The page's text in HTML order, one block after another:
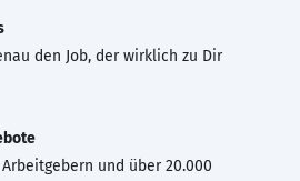
den Job, der wirklich zu Dir
und über 20.000